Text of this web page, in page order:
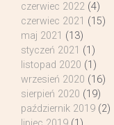
czerwiec 2022 (4)
czerwiec 2021 (15)
maj 2021 (13)
styczeń 2021 (1)
listopad 2020 (1)
wrzesień 2020 (16)
sierpień 2020 (19)
październik 2019 (2)